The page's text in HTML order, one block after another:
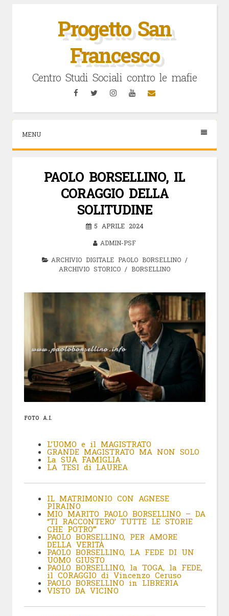
Progetto San
Francesco
Centro Studi Sociali contro le mafie
FacebookTwitterInstagramYouTubeEmail
MENU
PAOLO BORSELLINO, IL
CORAGGIO DELLA
SOLITUDINE
5 APRILE 2024
ADMIN-PSF
ARCHIVIO DIGITALE PAOLO BORSELLINO/
ARCHIVIO STORICO / BORSELLINO
FOTO A.I.
L’UOMO e il MAGISTRATO
GRANDE MAGISTRATO MA NON SOLO
La SUA FAMIGLIA
LA TESI di LAUREA
IL MATRIMONIO CON AGNESE
PIRAINO
MIO MARITO PAOLO BORSELLINO – DA
“TI RACCONTERO’ TUTTE LE STORIE
CHE POTRO’”
PAOLO BORSELLINO, PER AMORE
DELLA VERITÀ
PAOLO BORSELLINO, LA FEDE DI UN
UOMO GIUSTO
PAOLO BORSELLINO, la TOGA, la FEDE,
il CORAGGIO di Vincenzo Ceruso
PAOLO BORSELLINO in LIBRERIA
VISTO DA VICINO